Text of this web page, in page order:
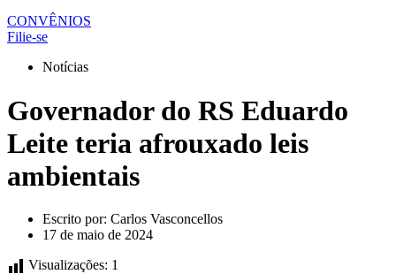
CONVÊNIOS
Filie-se
Notícias
Governador do RS Eduardo
Leite teria afrouxado leis
ambientais
Escrito por: Carlos Vasconcellos
17 de maio de 2024
Visualizações: 1